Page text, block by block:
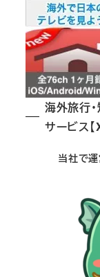
海外旅行
サービス
当社で運